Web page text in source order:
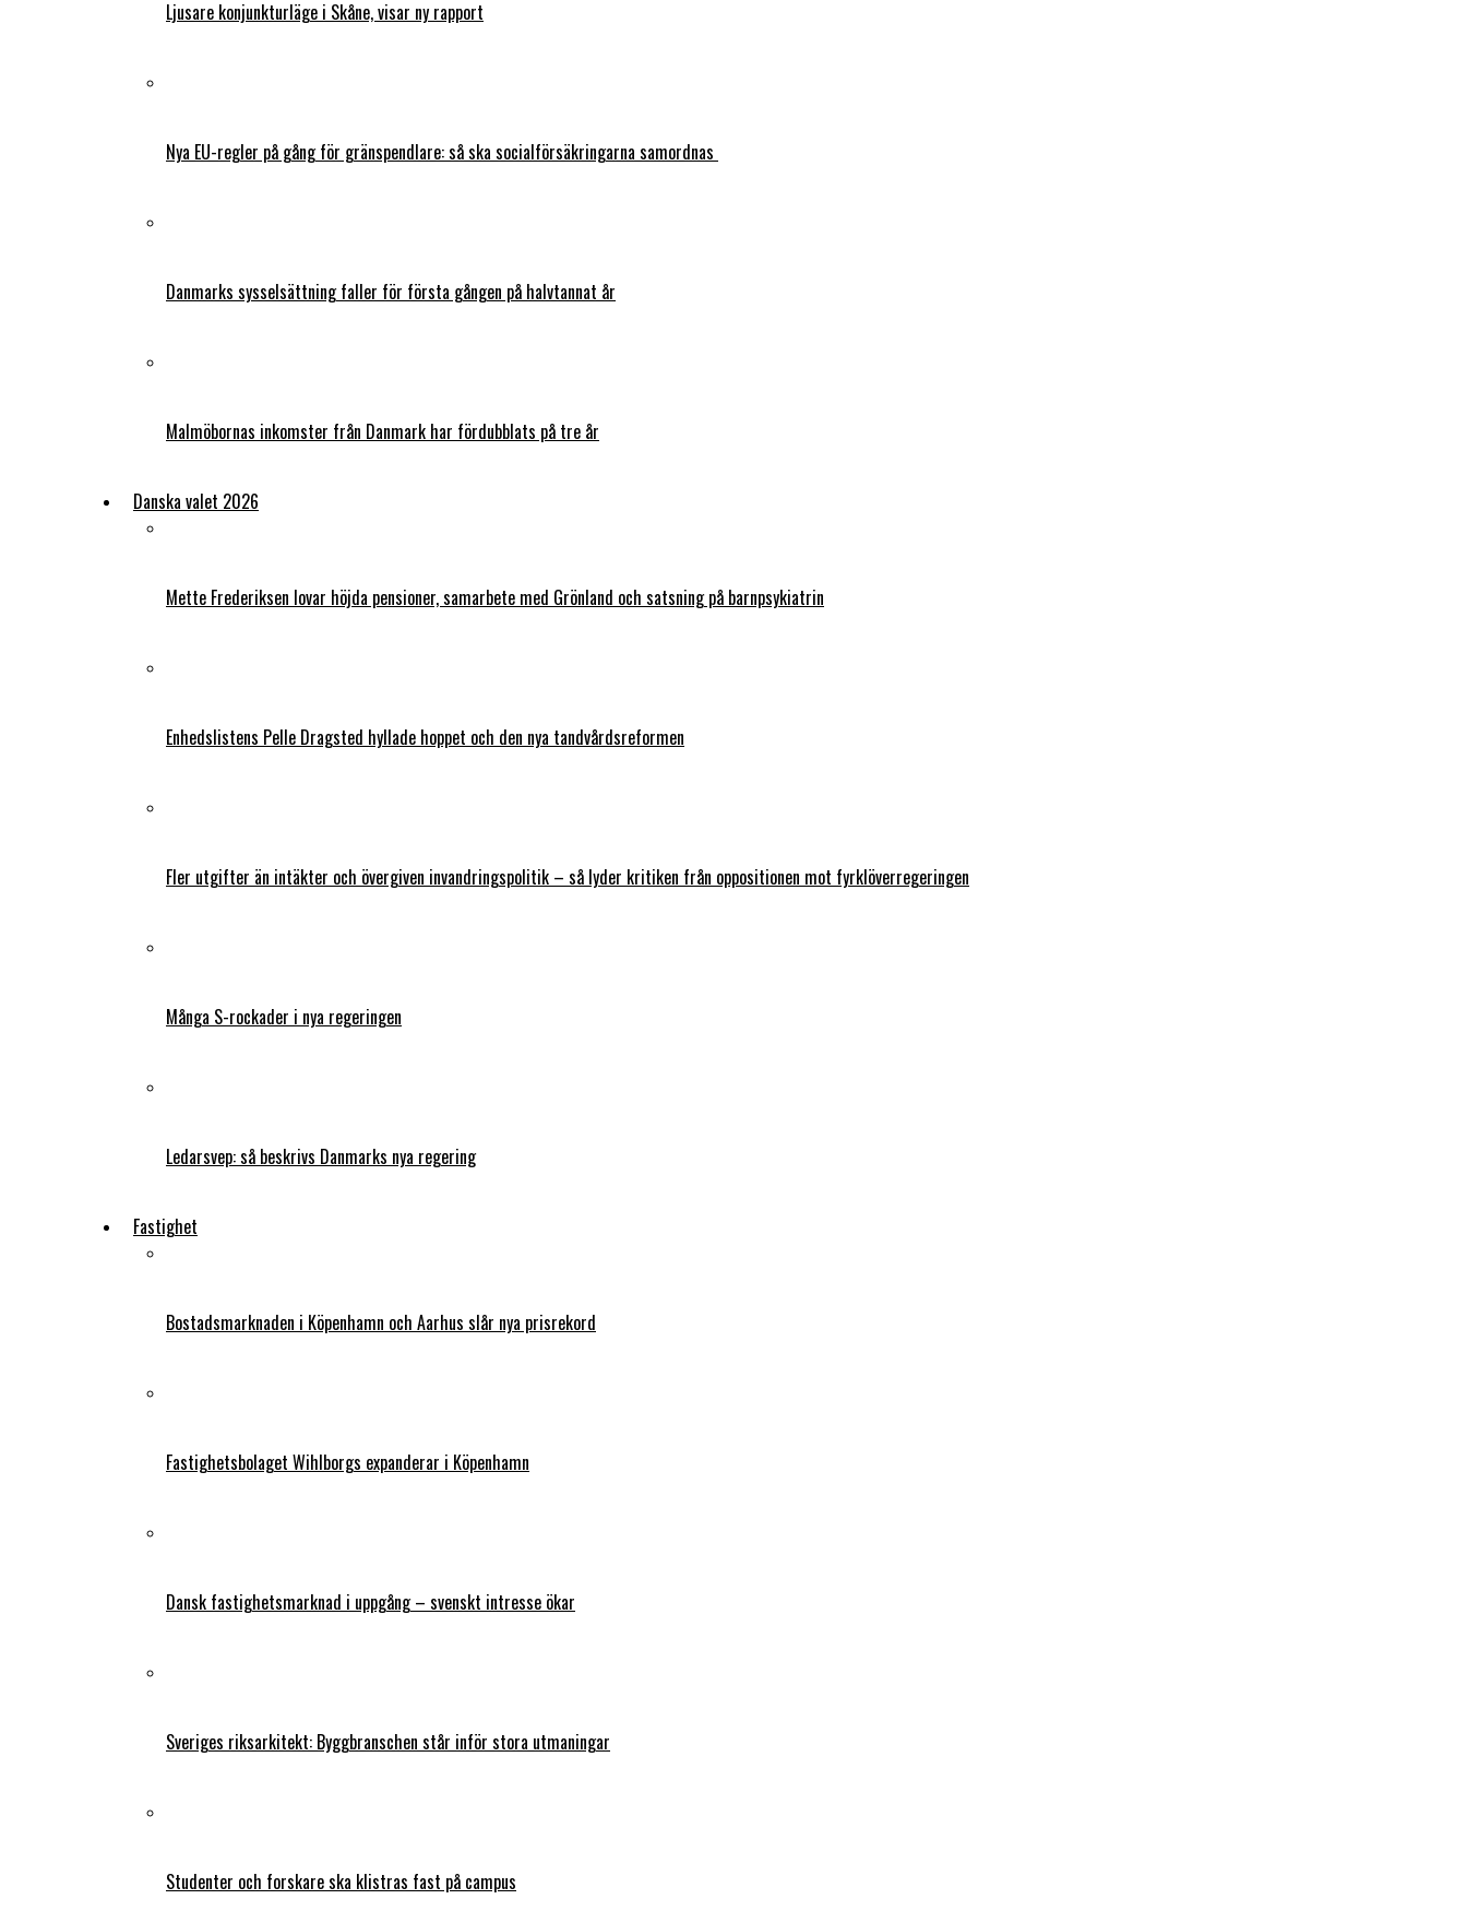
Ljusare konjunkturläge i Skåne, visar ny rapport
Nya EU-regler på gång för gränspendlare: så ska socialförsäkringarna samordnas
Danmarks sysselsättning faller för första gången på halvtannat år
Malmöbornas inkomster från Danmark har fördubblats på tre år
Danska valet 2026
Mette Frederiksen lovar höjda pensioner, samarbete med Grönland och satsning på barnpsykiatrin
Enhedslistens Pelle Dragsted hyllade hoppet och den nya tandvårdsreformen
Fler utgifter än intäkter och övergiven invandringspolitik – så lyder kritiken från oppositionen mot fyrklöverregeringen
Många S-rockader i nya regeringen
Ledarsvep: så beskrivs Danmarks nya regering
Fastighet
Bostadsmarknaden i Köpenhamn och Aarhus slår nya prisrekord
Fastighetsbolaget Wihlborgs expanderar i Köpenhamn
Dansk fastighetsmarknad i uppgång – svenskt intresse ökar
Sveriges riksarkitekt: Byggbranschen står inför stora utmaningar
Studenter och forskare ska klistras fast på campus